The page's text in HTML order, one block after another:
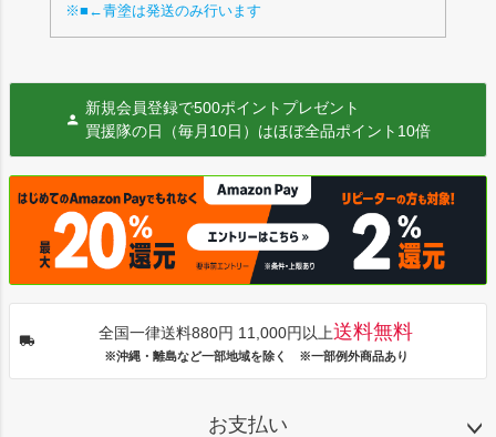
※■←青塗は発送のみ行います
新規会員登録で500ポイントプレゼント
買援隊の日（毎月10日）はほぼ全品ポイント10倍
全国一律送料880円 11,000円以上送料無料
※沖縄・離島など一部地域を除く ※一部例外商品あり
お支払い